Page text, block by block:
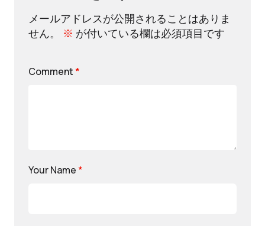
メールアドレスが公開されることはありま
せん。
※ が付いている欄は必須項目です
Comment *
Your Name *